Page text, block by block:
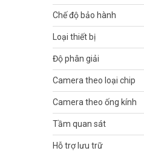
IPC-
những gì đang xảy ra
cảm biến, tiếng bíp,…
Chế độ bảo hành
Loại thiết bị
Độ phân giải
Camera theo loại chip
Camera theo ống kính
Tầm quan sát
Hỗ trợ lưu trữ